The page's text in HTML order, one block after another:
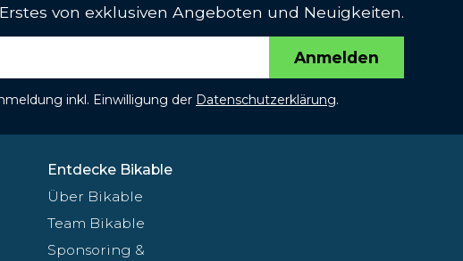
von exklusiven Angeboten und Neuigkeiten.
Anmelden
inkl. Einwilligung der Datenschutzerklärung.
Entdecke Bikable
Über Bikable
Team Bikable
Sponsoring &